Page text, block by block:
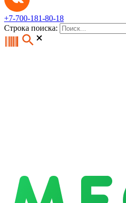
+7-700-181-80-18
Строка поиска: